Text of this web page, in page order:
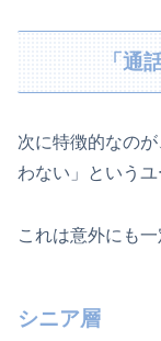
「通
次に特徴的なの
わない」というユ
これは意外にも一
シニア層